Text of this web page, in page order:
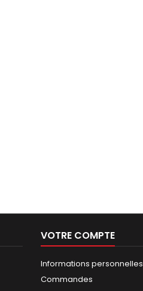
VOTRE COMPTE
Informations personnelles
Commandes